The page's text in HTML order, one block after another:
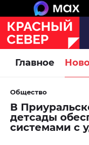
Главное
Общество
В
детсады
системами с